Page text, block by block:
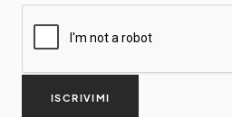
ISCRIVIMI